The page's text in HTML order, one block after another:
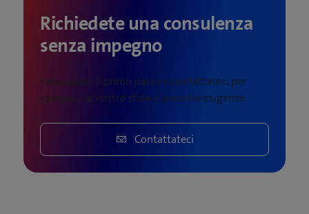
Richiedete una consulenza
senza impegno
Fate subito il primo passo e contattateci per
spiegarci le vostre sfide e le vostre esigenze.
Contattateci